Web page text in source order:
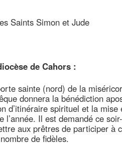
Saints Simon et Jude
de Cahors :
sainte (nord) de la
donnera la bénédiction
d’itinéraire spirituel et la mise
Il est demandé ce
aux prêtres de participer à
de fidèles.